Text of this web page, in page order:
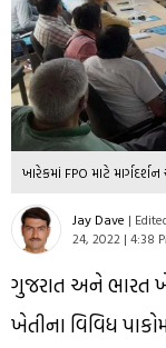
ખારેકમાં FPO માટે
Jay Dave |
24, 2022 | 4:38
ગુજરાત અને ભારત
ખેતીના વિવિધ